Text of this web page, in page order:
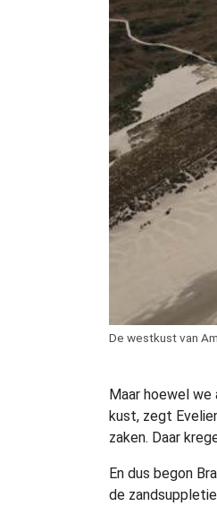
De westkust van
Maar hoewel
kust, zegt
zaken. Daar
En dus begon
de